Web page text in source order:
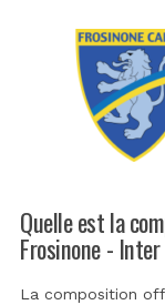
Quelle est la
Frosinone -
La composition